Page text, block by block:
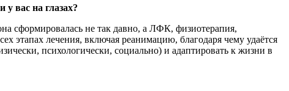
вас на глазах?
сформировалась не так давно, а ЛФК, физиотерапия,
этапах лечения, включая реанимацию, благодаря чему удаётся
психологически, социально) и адаптировать к жизни в